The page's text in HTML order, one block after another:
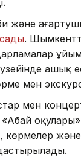
және
.
ашық
мен
мен
оқулары»
көрмелер